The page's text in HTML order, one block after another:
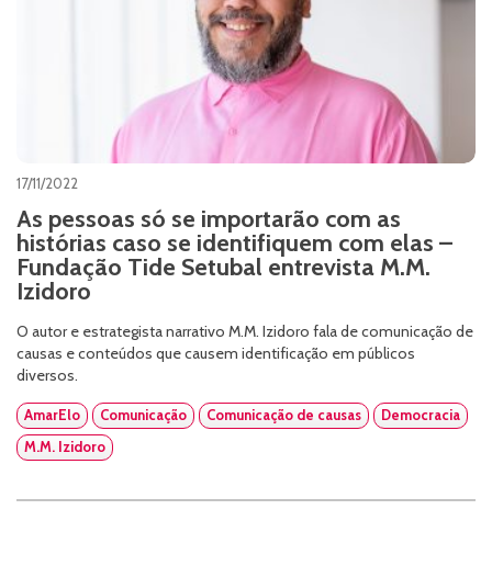
17/11/2022
As pessoas só se importarão com as
histórias caso se identifiquem com elas –
Fundação Tide Setubal entrevista M.M.
Izidoro
O autor e estrategista narrativo M.M. Izidoro fala de comunicação de
causas e conteúdos que causem identificação em públicos
diversos.
AmarElo Comunicação Comunicação de causas
Democracia
M.M. Izidoro